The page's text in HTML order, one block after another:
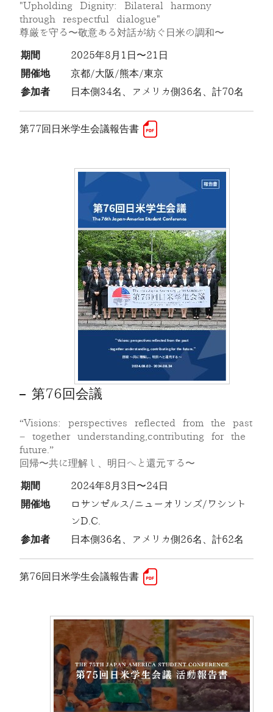
"Upholding Dignity: Bilateral harmony
through respectful dialogue"
尊厳を守る〜敬意ある対話が紡ぐ日米の調和〜
期間
2025年8月1日〜21日
開催地
京都/大阪/熊本/東京
参加者
日本側34名、アメリカ側36名、計70名
第77回日米学生会議報告書
第76回会議
“Visions: perspectives reflected from the past
– together understanding,contributing for the
future.”
回帰〜共に理解し、明日へと還元する〜
期間
2024年8月3日〜24日
開催地
ロサンゼルス/ニューオリンズ/ワシント
ンD.C.
参加者
日本側36名、アメリカ側26名、計62名
第76回日米学生会議報告書